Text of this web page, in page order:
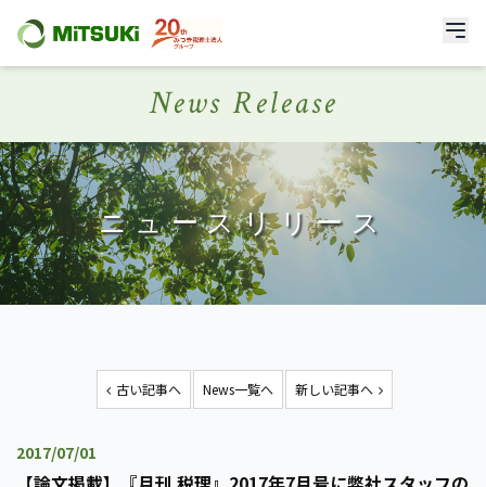
News Release
ニュースリリース
古い記事へ News一覧へ 新しい記事へ
2017/07/01